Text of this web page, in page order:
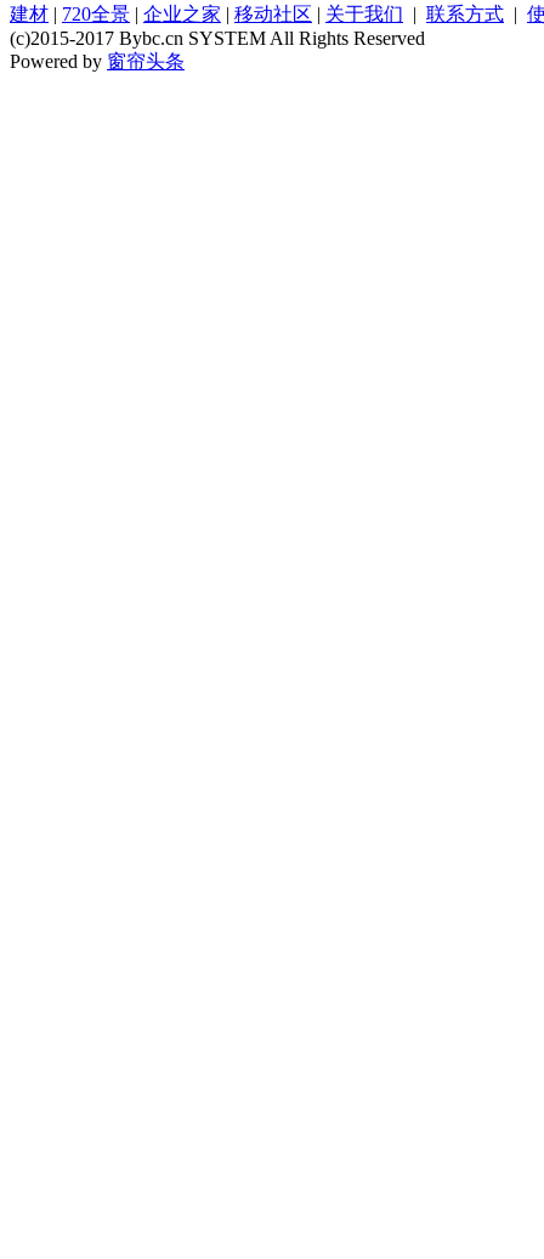
建材 | 720全景 | 企业之家 | 移动社区 | 关于我们 | 联系方式 |
(c)2015-2017 Bybc.cn SYSTEM All Rights Reserved
Powered by 窗帘头条